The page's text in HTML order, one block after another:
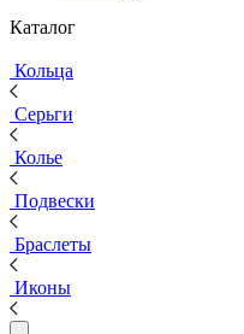
Каталог
Кольца
Серьги
Колье
Подвески
Браслеты
Иконы